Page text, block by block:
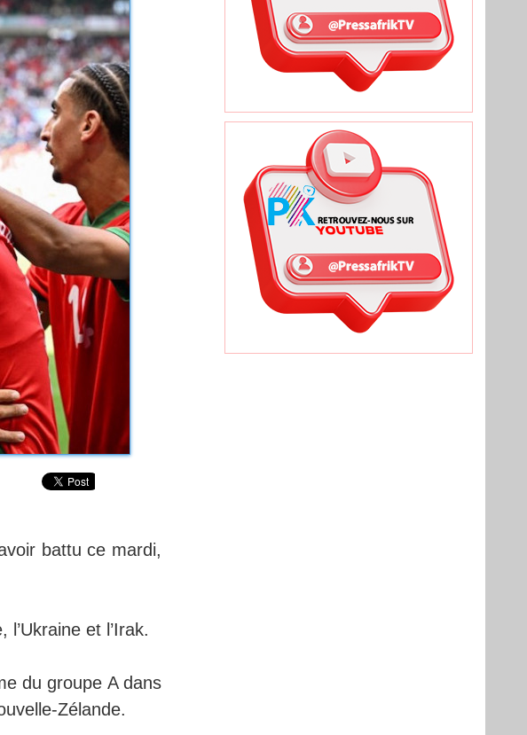
battu ce mardi,
et l’Irak.
du groupe A dans
Zélande.